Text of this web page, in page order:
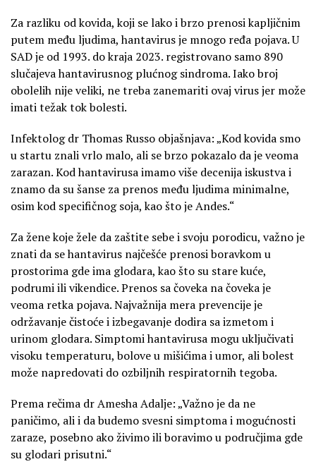
Za razliku od kovida, koji se lako i brzo prenosi kapljičnim
putem među ljudima, hantavirus je mnogo ređa pojava. U
SAD je od 1993. do kraja 2023. registrovano samo 890
slučajeva hantavirusnog plućnog sindroma. Iako broj
obolelih nije veliki, ne treba zanemariti ovaj virus jer može
imati težak tok bolesti.
Infektolog dr Thomas Russo objašnjava: „Kod kovida smo
u startu znali vrlo malo, ali se brzo pokazalo da je veoma
zarazan. Kod hantavirusa imamo više decenija iskustva i
znamo da su šanse za prenos među ljudima minimalne,
osim kod specifičnog soja, kao što je Andes.“
Za žene koje žele da zaštite sebe i svoju porodicu, važno je
znati da se hantavirus najčešće prenosi boravkom u
prostorima gde ima glodara, kao što su stare kuće,
podrumi ili vikendice. Prenos sa čoveka na čoveka je
veoma retka pojava. Najvažnija mera prevencije je
održavanje čistoće i izbegavanje dodira sa izmetom i
urinom glodara. Simptomi hantavirusa mogu uključivati
visoku temperaturu, bolove u mišićima i umor, ali bolest
može napredovati do ozbiljnih respiratornih tegoba.
Prema rečima dr Amesha Adalje: „Važno je da ne
paničimo, ali i da budemo svesni simptoma i mogućnosti
zaraze, posebno ako živimo ili boravimo u područjima gde
su glodari prisutni.“